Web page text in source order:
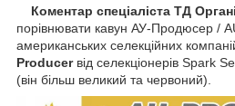
Коментар спеціаліста ТД
порівнювати кавун АУ-Продюсер /
американських селекційних
Producerвід селекціонерів Spark
(він більш великий та червоний).